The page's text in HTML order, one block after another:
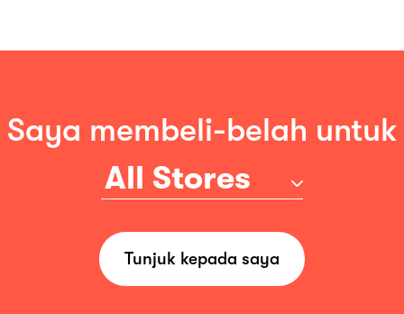
Saya membeli-belah untuk
All Stores
Tunjuk kepada saya